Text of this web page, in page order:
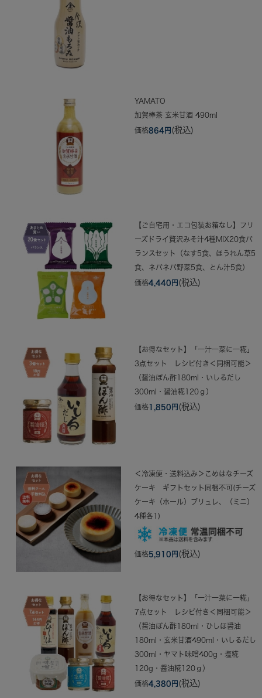
YAMATO
加賀棒茶 玄米甘酒 490ml
価格864円 (税込)
【ご自宅用・エコ包装お箱なし】フリ
ーズドライ贅沢みそ汁4種MIX20食バ
ランスセット（なす5食、ほうれん草5
食、ネバネバ野菜5食、とん汁5食）
価格4,440円 (税込)
【お得なセット】「一汁一菜に一糀」
3点セット レシピ付き＜同梱可能＞
（醤油ぽん酢180ml・いしるだし
300ml・醤油糀120ｇ）
価格1,850円 (税込)
＜冷凍便・送料込み＞こめはなチーズ
ケーキ ギフトセット同梱不可(チーズ
ケーキ（ホール）ブリュレ、（ミニ）
4種各1)
価格5,910円 (税込)
【お得なセット】「一汁一菜に一糀」
7点セット レシピ付き＜同梱可能＞
（醤油ぽん酢180ml・ひしほ醤油
180ml・玄米甘酒490ml・いしるだし
300ml・ヤマト味噌400g・塩糀
120g・醤油糀120ｇ）
価格4,380円 (税込)